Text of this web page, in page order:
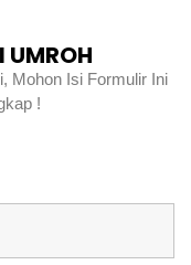
UMROH
Mohon Isi Formulir Ini
!